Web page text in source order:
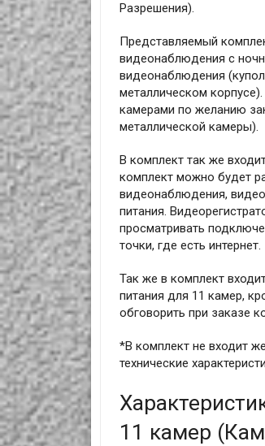
Разрешения).
Представляемый
видеонаблюдения с
видеонаблюдения
металлическом
камерами по желанию
металлической камеры).
В комплект так же
комплект можно будет
видеонаблюдения,
питания.
просматривать
точки, где есть интернет.
Так же в комплект
питания для 11 камер,
обговорить при заказе
*В комплект не входит
технические
11 камер